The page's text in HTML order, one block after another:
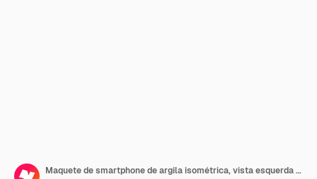
Maquete de smartphone de argila isométrica, vista esquerda em retrato